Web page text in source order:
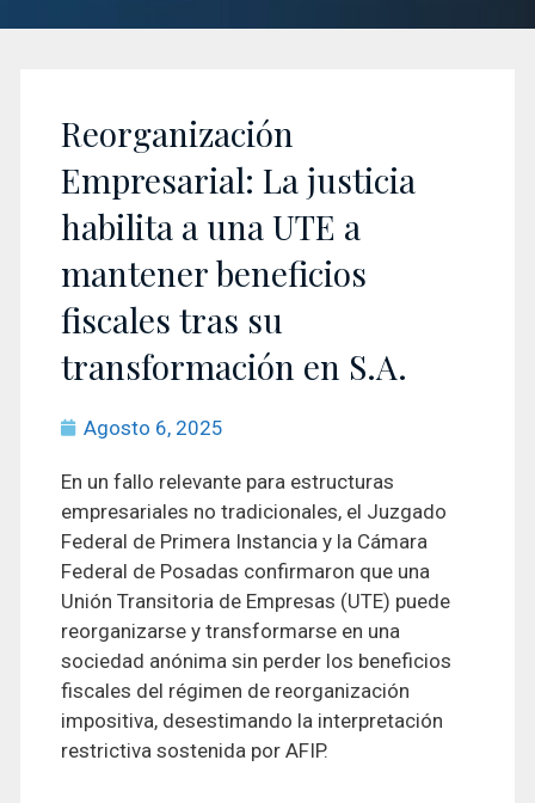
Reorganización
Empresarial: La justicia
habilita a una UTE a
mantener beneficios
fiscales tras su
transformación en S.A.
Agosto 6, 2025
En un fallo relevante para estructuras
empresariales no tradicionales, el Juzgado
Federal de Primera Instancia y la Cámara
Federal de Posadas confirmaron que una
Unión Transitoria de Empresas (UTE) puede
reorganizarse y transformarse en una
sociedad anónima sin perder los beneficios
fiscales del régimen de reorganización
impositiva, desestimando la interpretación
restrictiva sostenida por AFIP.